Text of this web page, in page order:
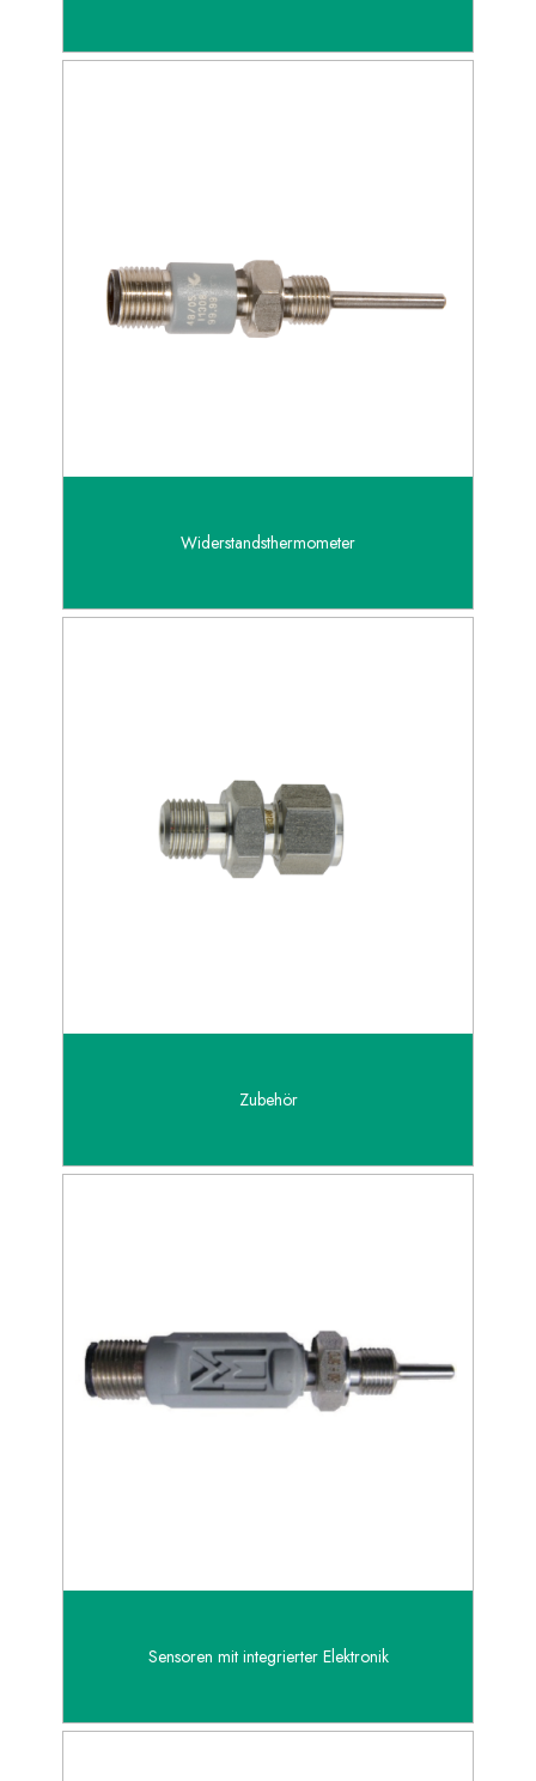
Widerstandsthermometer
Zubehör
Sensoren mit integrierter Elektronik